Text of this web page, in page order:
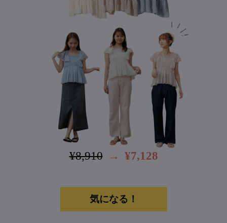
¥8,910 → ¥7,128
気になる！